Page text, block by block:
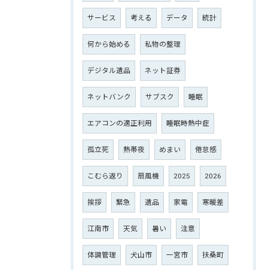
サービス 考える データ 統計
何から始める 私物の整理
デジタル遺品 ネット証券
ネットバンク サブスク 睡眠
エアコンの適正利用 睡眠時熱中症
孤立死 熱帯夜 めまい 倦怠感
こむら返り 扇風機 2025 2026
挨拶 緊急 遺品 家電 寒暖差
江南市 天気 暑い 注意
体調管理 犬山市 一宮市 扶桑町